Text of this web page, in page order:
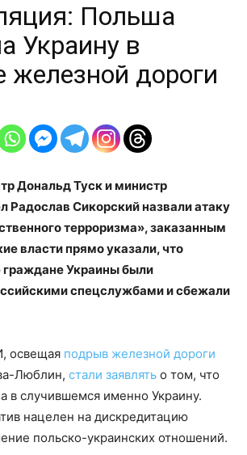
Польша
Украину в
железной дороги
Дональд Туск и министр
Радослав Сикорский назвали атаку
терроризма», заказанным
власти прямо указали, что
Украины были
спецслужбами и сбежали
освещая подрыв железной дороги
Люблин, стали заявлять о том, что
в случившемся именно Украину.
нацелен на дискредитацию
польско-украинских отношений.